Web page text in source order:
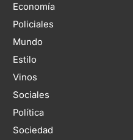
Economía
Policiales
Mundo
Estilo
Vinos
Sociales
Política
Sociedad